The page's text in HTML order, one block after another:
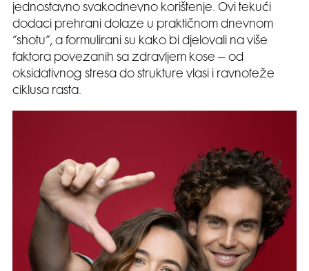
jednostavno svakodnevno korištenje. Ovi tekući
dodaci prehrani dolaze u praktičnom dnevnom
“shotu”, a formulirani su kako bi djelovali na više
faktora povezanih sa zdravljem kose – od
oksidativnog stresa do strukture vlasi i ravnoteže
ciklusa rasta.